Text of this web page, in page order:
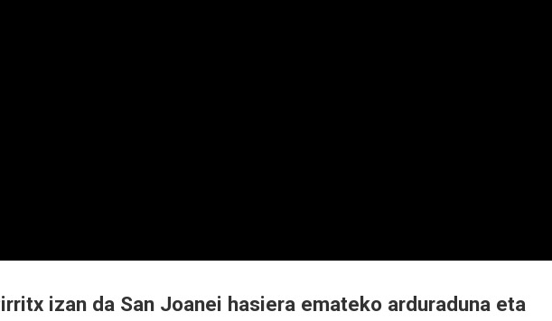
izan da San Joanei hasiera emateko arduraduna eta